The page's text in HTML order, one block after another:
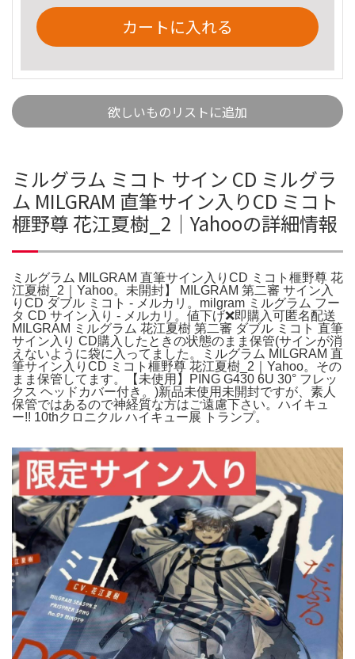
カートに入れる
欲しいものリストに追加
ミルグラム ミコト サイン CD ミルグラ
ム MILGRAM 直筆サイン入りCD ミコト
榧野尊 花江夏樹_2｜Yahooの詳細情報
ミルグラム MILGRAM 直筆サイン入りCD ミコト榧野尊 花
江夏樹_2｜Yahoo。未開封】 MILGRAM 第二審 サイン入
りCD ダブル ミコト - メルカリ。milgram ミルグラム フー
タ CD サイン入り - メルカリ。値下げ❌即購入可匿名配送
MILGRAM ミルグラム 花江夏樹 第二審 ダブル ミコト 直筆
サイン入り CD購入したときの状態のまま保管(サインが消
えないように袋に入ってました。ミルグラム MILGRAM 直
筆サイン入りCD ミコト榧野尊 花江夏樹_2｜Yahoo。その
まま保管してます。【未使用】PING G430 6U 30° フレッ
クス ヘッドカバー付き。)新品未使用未開封ですが、素人
保管ではあるので神経質な方はご遠慮下さい。ハイキュ
ー!! 10thクロニクル ハイキュー展 トランプ。